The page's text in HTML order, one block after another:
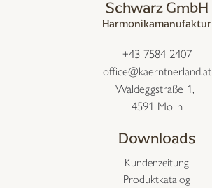
Schwarz GmbH
Harmonikamanufaktur
+43 7584 2407
office@kaerntnerland.at
Waldeggstraße 1,
4591 Molln
Downloads
Kundenzeitung
Produktkatalog